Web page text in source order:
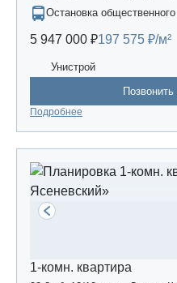
Остановка
5 947 000 ₽197 575 ₽/м²
Унистрой
Подробнее
1-комн. квартира